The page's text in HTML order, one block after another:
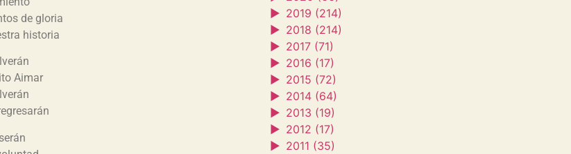
de gloria
historia
Aimar
► 2019 (214)
► 2018 (214)
► 2017 (71)
► 2016 (17)
► 2015 (72)
► 2014 (64)
► 2013 (19)
► 2012 (17)
► 2011 (35)